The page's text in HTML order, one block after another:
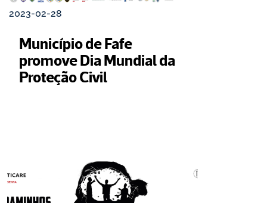
2023-02-28
Município de Fafe
promove Dia Mundial da
Proteção Civil